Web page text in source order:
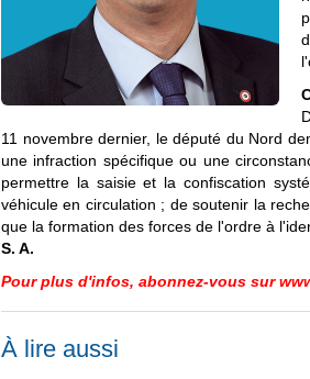
11 novembre dernier, le député du Nord
une infraction spécifique ou une
permettre la saisie et la confiscation
véhicule en circulation ; de soutenir la
que la formation des forces de l'ordre à
S. A.
Pour plus d'infos, abonnez-vous sur
À lire aussi